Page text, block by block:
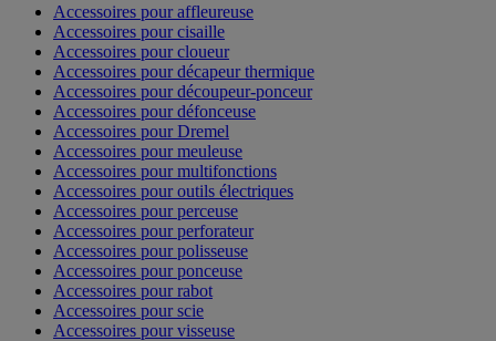
Accessoires pour affleureuse
Accessoires pour cisaille
Accessoires pour cloueur
Accessoires pour décapeur thermique
Accessoires pour découpeur-ponceur
Accessoires pour défonceuse
Accessoires pour Dremel
Accessoires pour meuleuse
Accessoires pour multifonctions
Accessoires pour outils électriques
Accessoires pour perceuse
Accessoires pour perforateur
Accessoires pour polisseuse
Accessoires pour ponceuse
Accessoires pour rabot
Accessoires pour scie
Accessoires pour visseuse